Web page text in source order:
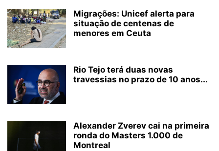
Migrações: Unicef alerta para
situação de centenas de
menores em Ceuta
Rio Tejo terá duas novas
travessias no prazo de 10 anos...
Alexander Zverev cai na primeira
ronda do Masters 1.000 de
Montreal